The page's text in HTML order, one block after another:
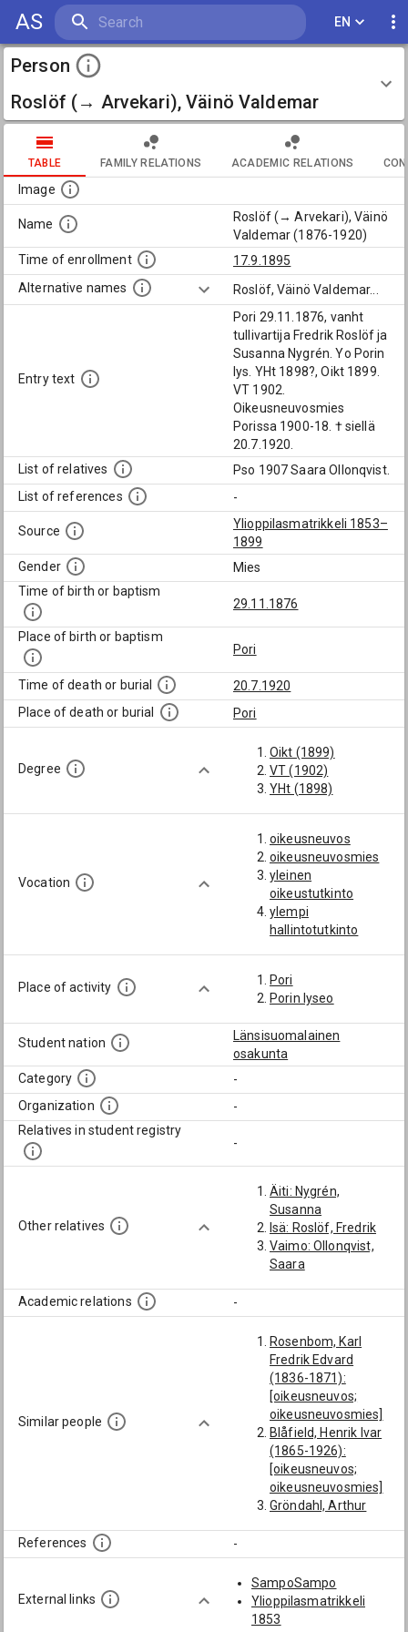
AS EN
Person
Roslöf (→ Arvekari), Väinö Valdemar
(1876-1920)
TABLE FAMILY RELATIONS ACADEMIC RELATIONS
Image
Name
Roslöf (→ Arvekari), Väinö
Valdemar (1876-1920)
Time of enrollment
17.9.1895
Alternative names
Roslöf, Väinö Valdemar...
Entry text
Pori 29.11.1876, vanht
tullivartija Fredrik Roslöf ja
Susanna Nygrén. Yo Porin
lys. YHt 1898?, Oikt 1899.
VT 1902.
Oikeusneuvosmies
Porissa 1900-18. † siellä
20.7.1920.
List of relatives
Pso 1907 Saara Ollonqvist.
List of references
-
Source
Ylioppilasmatrikkeli 1853–
1899
Gender
Mies
Time of birth or baptism
29.11.1876
Place of birth or baptism
Pori
Time of death or burial
20.7.1920
Place of death or burial
Pori
Degree
Oikt (1899)
VT (1902)
YHt (1898)
Vocation
oikeusneuvos
oikeusneuvosmies
yleinen
oikeustutkinto
ylempi
hallintotutkinto
Place of activity
Pori
Porin lyseo
Student nation
Länsisuomalainen
osakunta
Category
-
Organization
-
Relatives in student registry
-
Other relatives
Äiti: Nygrén,
Susanna
Isä: Roslöf, Fredrik
Vaimo: Ollonqvist,
Saara
Academic relations -
Similar people
Rosenbom, Karl
Fredrik Edvard
(1836-1871):
[oikeusneuvos;
oikeusneuvosmies]
Blåfield, Henrik Ivar
(1865-1926):
[oikeusneuvos;
oikeusneuvosmies]
Gröndahl, Arthur
[oikeusneuvos;
oikeusneuvosmies]
Sundroos, Bror
Anders Florentin
References -
External links
SampoSampo
Ylioppilasmatrikkeli
1853